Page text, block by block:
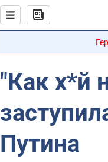
"Как х*й
Путина